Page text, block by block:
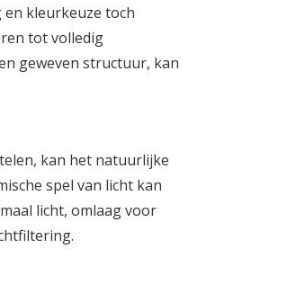
kleurkeuze toch
tot volledig
geweven structuur, kan
kan het natuurlijke
spel van licht kan
licht, omlaag voor